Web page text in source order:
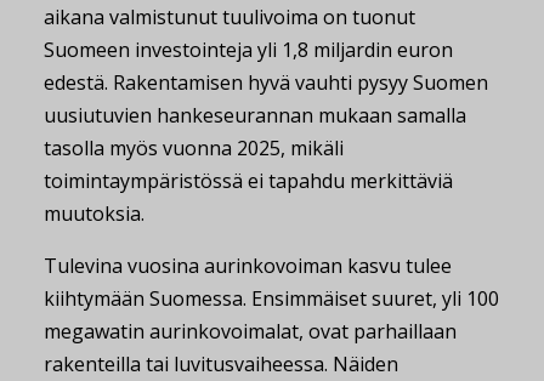
aikana valmistunut tuulivoima on tuonut
Suomeen investointeja yli 1,8 miljardin euron
edestä. Rakentamisen hyvä vauhti pysyy Suomen
uusiutuvien hankeseurannan mukaan samalla
tasolla myös vuonna 2025, mikäli
toimintaympäristössä ei tapahdu merkittäviä
muutoksia.
Tulevina vuosina aurinkovoiman kasvu tulee
kiihtymään Suomessa. Ensimmäiset suuret, yli 100
megawatin aurinkovoimalat, ovat parhaillaan
rakenteilla tai luvitusvaiheessa. Näiden